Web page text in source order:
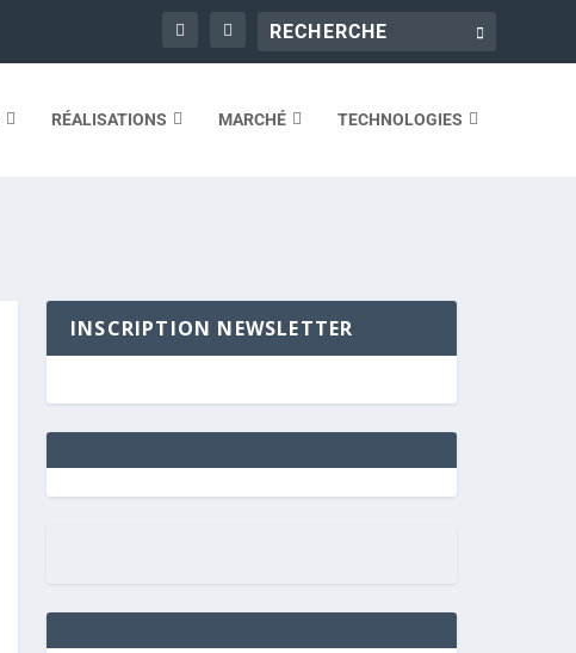
RÉALISATIONS MARCHÉ TECHNOLOGIES
INSCRIPTION NEWSLETTER